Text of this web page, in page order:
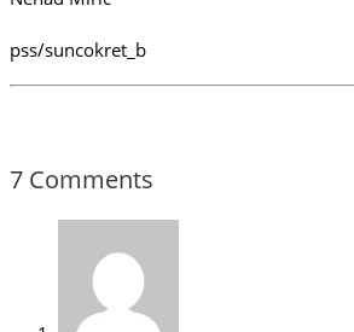
pss/suncokret_b
7 Comments